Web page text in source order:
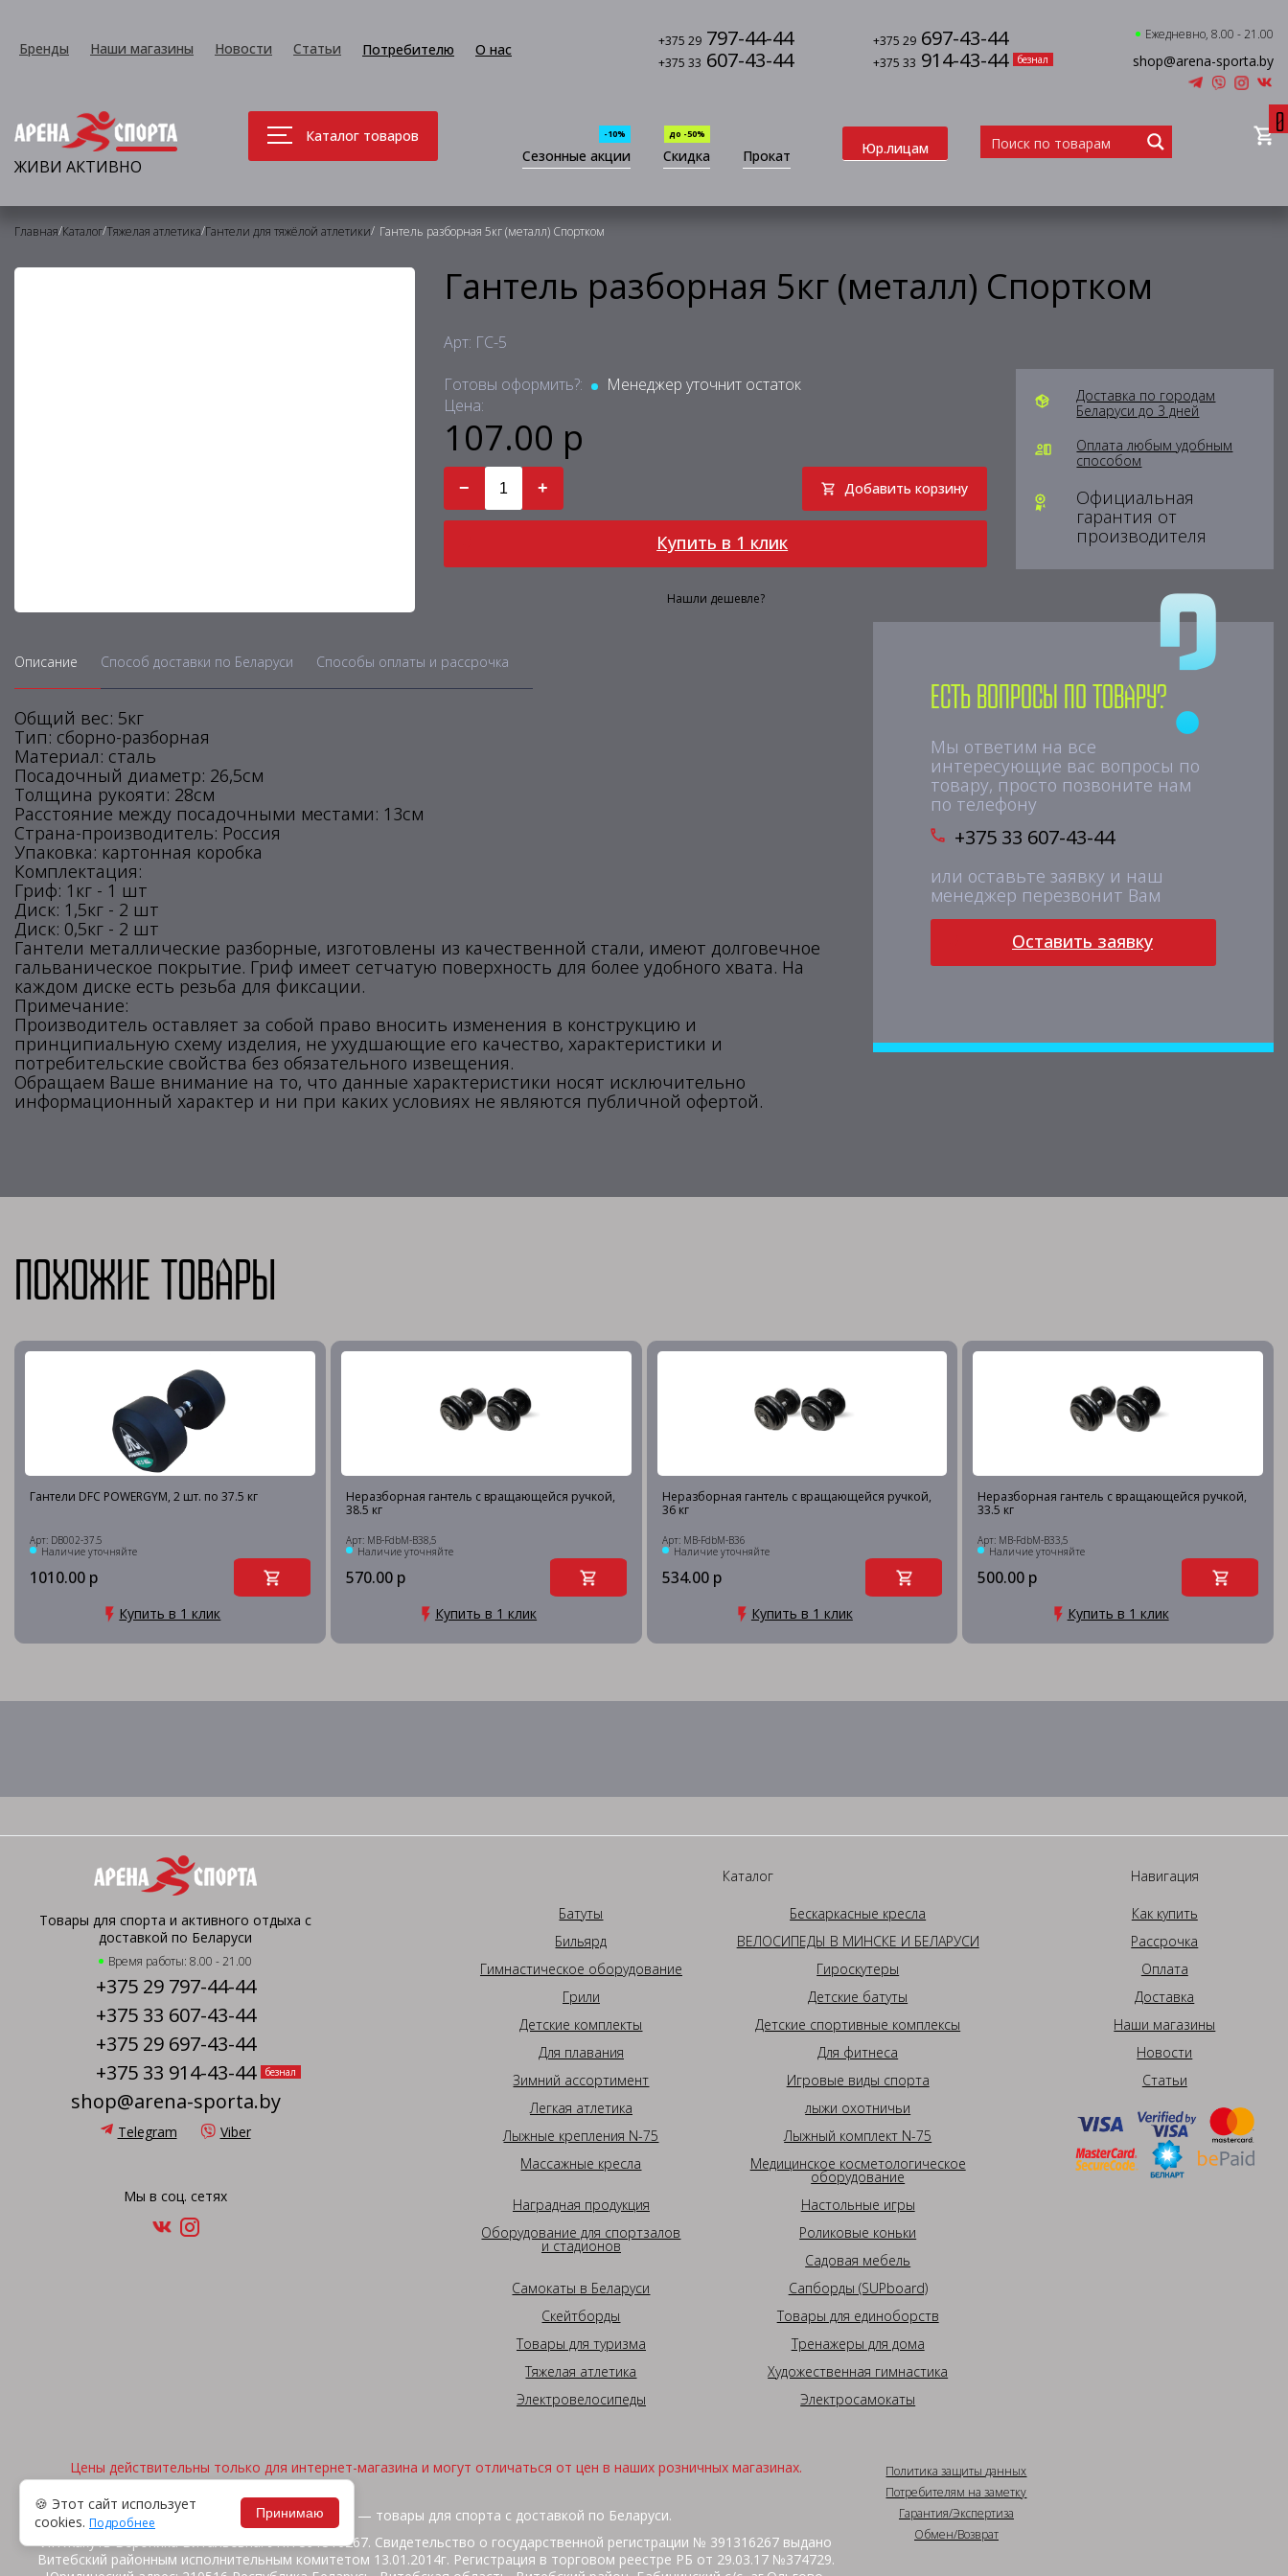
Бренды Наши магазины Новости Статьи Потребителю О нас +375 29 797-44-44 +375 29 697-43-44
+375 33 607-43-44 +375 33 914-43-44 безнал
Ежедневно, 8.00 - 21.00
shop@arena-sporta.by
ЖИВИ АКТИВНО
Каталог товаров
Сезонные акции
-10%
Скидка
до -50%
Прокат Юр.лицам
0
Главная/Каталог/Тяжелая атлетика/Гантели для тяжёлой атлетики/ Гантель разборная 5кг (металл) Спортком
Гантель разборная 5кг (металл) Спортком
Арт: ГС-5
Готовы оформить?:
Менеджер уточнит остаток
Цена:
107.00 р
− + Добавить корзину
Купить в 1 клик
Нашли дешевле?
Доставка по городам
Беларуси до 3 дней
Оплата любым удобным
способом
Официальная
гарантия от
производителя
Описание Способ доставки по Беларуси Способы оплаты и рассрочка
Общий вес: 5кг
Тип: сборно-разборная
Материал: сталь
Посадочный диаметр: 26,5см
Толщина рукояти: 28см
Расстояние между посадочными местами: 13см
Страна-производитель: Россия
Упаковка: картонная коробка
Комплектация:
Гриф: 1кг - 1 шт
Диск: 1,5кг - 2 шт
Диск: 0,5кг - 2 шт
Гантели металлические разборные, изготовлены из качественной стали, имеют долговечное
гальваническое покрытие. Гриф имеет сетчатую поверхность для более удобного хвата. На
каждом диске есть резьба для фиксации.
Примечание:
Производитель оставляет за собой право вносить изменения в конструкцию и
принципиальную схему изделия, не ухудшающие его качество, характеристики и
потребительские свойства без обязательного извещения.
Обращаем Ваше внимание на то, что данные характеристики носят исключительно
информационный характер и ни при каких условиях не являются публичной офертой.
Есть вопросы по товару?
Мы ответим на все
интересующие вас вопросы по
товару, просто позвоните нам
по телефону
+375 33 607-43-44
или оставьте заявку и наш
менеджер перезвонит Вам
Оставить заявку
Похожие товары
Гантели DFC POWERGYM, 2 шт. по 37.5 кг
Арт: DB002-37.5
Наличие уточняйте
1010.00 р
Купить в 1 клик
Неразборная гантель c вращающейся ручкой,
38.5 кг
Арт: MB-FdbM-B38,5
Наличие уточняйте
570.00 р
Купить в 1 клик
Неразборная гантель c вращающейся ручкой,
36 кг
Арт: MB-FdbM-B36
Наличие уточняйте
534.00 р
Купить в 1 клик
Неразборная гантель c вращающейся ручкой,
33.5 кг
Арт: MB-FdbM-B33,5
Наличие уточняйте
500.00 р
Купить в 1 клик
Товары для спорта и активного отдыха с
доставкой по Беларуси
Время работы: 8.00 - 21.00
+375 29 797-44-44
+375 33 607-43-44
+375 29 697-43-44
+375 33 914-43-44
безнал
shop@arena-sporta.by
Telegram Viber
Мы в соц. сетях
Каталог
Батуты
Бескаркасные кресла
Бильярд
ВЕЛОСИПЕДЫ В МИНСКЕ И БЕЛАРУСИ
Гимнастическое оборудование
Гироскутеры
Грили
Детские батуты
Детские комплекты
Детские спортивные комплексы
Для плавания
Для фитнеса
Зимний ассортимент
Игровые виды спорта
Легкая атлетика
лыжи охотничьи
Лыжные крепления N-75
Лыжный комплект N-75
Массажные кресла
Медицинское косметологическое
оборудование
Наградная продукция
Настольные игры
Оборудование для спортзалов
и стадионов
Роликовые коньки
Садовая мебель
Самокаты в Беларуси
Сапборды (SUPboard)
Скейтборды
Товары для единоборств
Товары для туризма
Тренажеры для дома
Тяжелая атлетика
Художественная гимнастика
Электровелосипеды
Электросамокаты
Навигация
Как купить
Рассрочка
Оплата
Доставка
Наши магазины
Новости
Статьи
Цены действительны только для интернет-магазина и могут отличаться от цен в наших розничных магазинах.
2026, © "Арена спорта" — товары для спорта с доставкой по Беларуси.
ИП Жакуть Вероника Витальевна. УНП 391316267. Свидетельство о государственной регистрации № 391316267 выдано
Витебский районным исполнительным комитетом 13.01.2014г. Регистрация в торговом реестре РБ от 29.03.17 №374729.
Политика защиты данных
Потребителям на заметку
Гарантия/Экспертиза
Обмен/Возврат
🍪 Этот сайт использует
cookies. Подробнее
Принимаю